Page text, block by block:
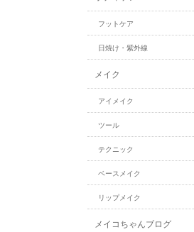
フットケア
日焼け・紫外線
メイク
アイメイク
ツール
テクニック
ベースメイク
リップメイク
メイコちゃんブログ